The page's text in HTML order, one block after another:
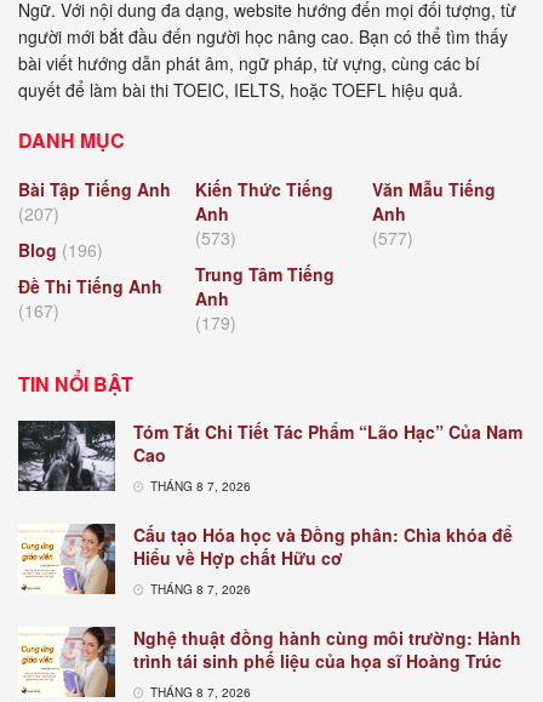
Ngữ. Với nội dung đa dạng, website hướng đến mọi đối tượng, từ
người mới bắt đầu đến người học nâng cao. Bạn có thể tìm thấy
bài viết hướng dẫn phát âm, ngữ pháp, từ vựng, cùng các bí
quyết để làm bài thi TOEIC, IELTS, hoặc TOEFL hiệu quả.
DANH MỤC
Bài Tập Tiếng Anh
(207)
Blog (196)
Đề Thi Tiếng Anh
(167)
Kiến Thức Tiếng
Anh
(573)
Trung Tâm Tiếng
Anh
(179)
Văn Mẫu Tiếng
Anh
(577)
TIN NỔI BẬT
Tóm Tắt Chi Tiết Tác Phẩm “Lão Hạc” Của Nam
Cao
THÁNG 8 7, 2026
Cấu tạo Hóa học và Đồng phân: Chìa khóa để
Hiểu về Hợp chất Hữu cơ
THÁNG 8 7, 2026
Nghệ thuật đồng hành cùng môi trường: Hành
trình tái sinh phế liệu của họa sĩ Hoàng Trúc
THÁNG 8 7, 2026